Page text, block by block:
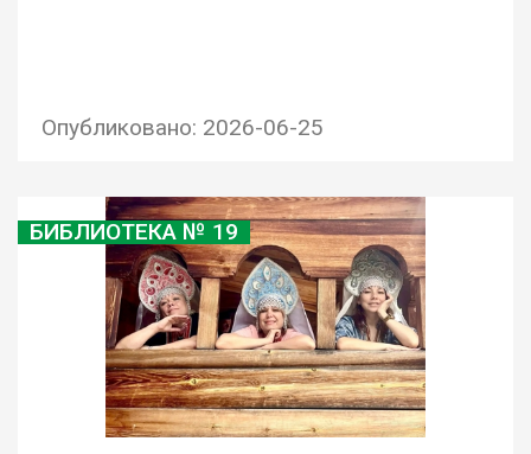
Опубликовано: 2026-06-25
БИБЛИОТЕКА № 19